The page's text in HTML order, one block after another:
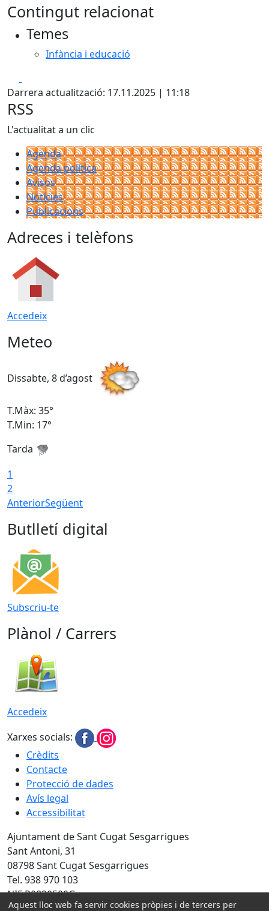
Contingut relacionat
Temes
Infància i educació
Darrera actualització: 17.11.2025 | 11:18
RSS
L'actualitat a un clic
Agenda
Agenda política
Avisos
Notícies
Publicacions
Adreces i telèfons
Accedeix
Meteo
Dissabte, 8 d’agost
T.Màx: 35°
T.Min: 17°
Tarda
1
2
AnteriorSegüent
Butlletí digital
Subscriu-te
Plànol / Carrers
Accedeix
Xarxes socials:
Crèdits
Contacte
Protecció de dades
Avís legal
Accessibilitat
Ajuntament de Sant Cugat Sesgarrigues
Sant Antoni, 31
08798 Sant Cugat Sesgarrigues
Tel. 938 970 103
NIF P0820500G
Aquest lloc web fa servir cookies pròpies i de tercers per